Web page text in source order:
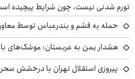
تورم شدنی نیست، چون شرایط پیچیده
حمله به قشم و بندرعباس توسط
هشدار یمن به عربستان: موشک‌های
پیروزی استقلال تهران با درخشش